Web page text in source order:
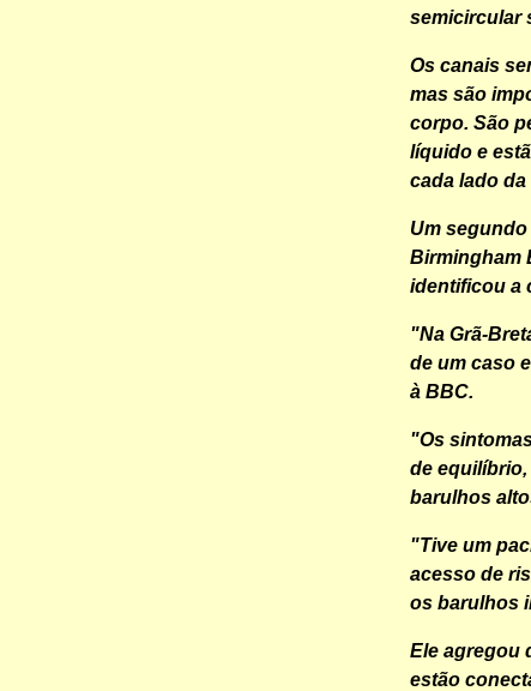
semicircular
Os canais
mas são
corpo. São
líquido e
cada lado da
Um
Birmingham
identificou a
"Na Grã-
de um caso
à BBC.
"Os
de
barulhos
"Tive um
acesso de
os barulhos
Ele agregou
estão